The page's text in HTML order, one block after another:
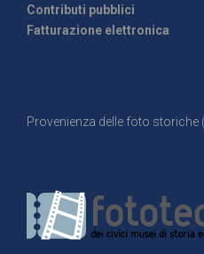
Contributi pubblici
Fatturazione elettronica
Provenienza delle foto storiche (